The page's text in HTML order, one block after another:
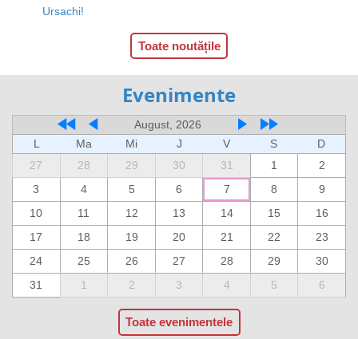
Ursachi!
Toate noutățile
Evenimente
August, 2026
L
Ma Mi J V S
D
27
28 29 30 31 1
2
3
4 5 6 7 8
9
10
11 12 13 14 15
16
17
18 19 20 21 22
23
24
25 26 27 28 29
30
31
1 2 3 4 5 6
Toate evenimentele